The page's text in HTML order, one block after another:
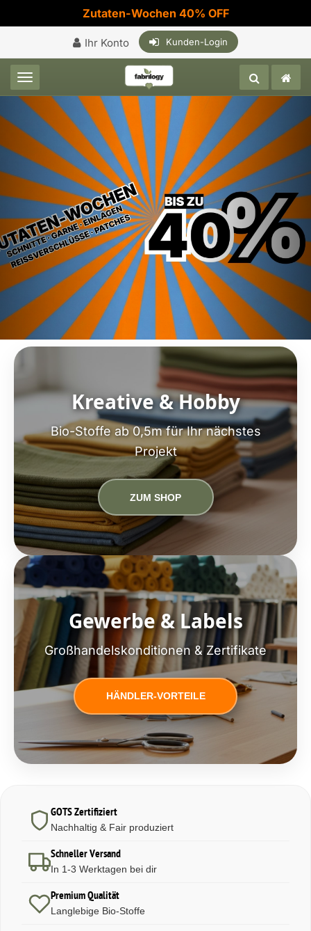
Zutaten-Wochen 40% OFF
Ihr Konto Kunden-Login
Toggle navigation
Kreative & Hobby
Bio-Stoffe ab 0,5m für Ihr nächstes
Projekt
ZUM SHOP
Gewerbe & Labels
Großhandelskonditionen & Zertifikate
HÄNDLER-VORTEILE
GOTS Zertifiziert
Nachhaltig & Fair produziert
Schneller Versand
In 1-3 Werktagen bei dir
Premium Qualität
Langlebige Bio-Stoffe